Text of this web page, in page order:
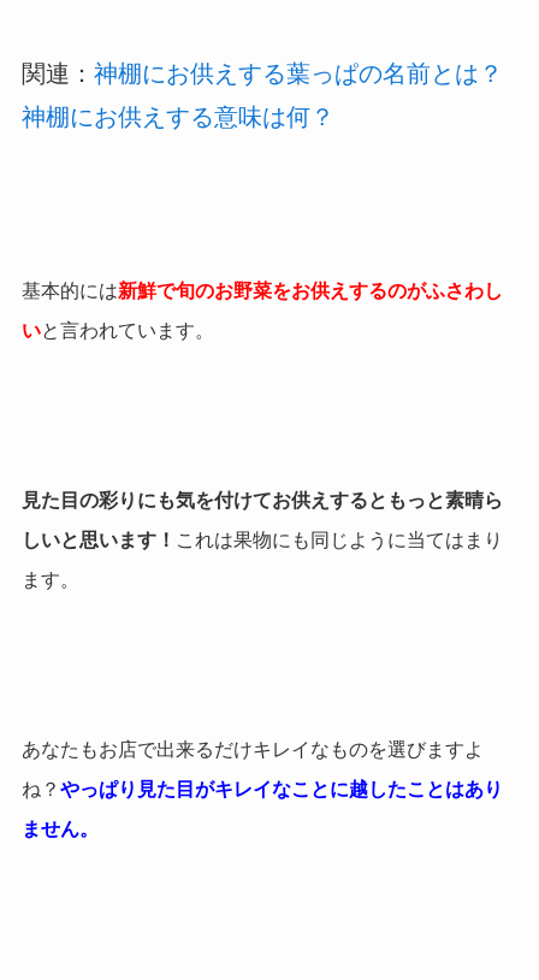
関連： 神棚にお供えする葉っぱの名前とは？
神棚にお供えする意味は何？
基本的には新鮮で旬のお野菜をお供えするのがふさわし
いと言われています。
見た目の彩りにも気を付けてお供えするともっと素晴ら
しいと思います！ これは果物にも同じように当てはまり
ます。
あなたもお店で出来るだけキレイなものを選びますよ
ね？ やっぱり見た目がキレイなことに越したことはあり
ません。